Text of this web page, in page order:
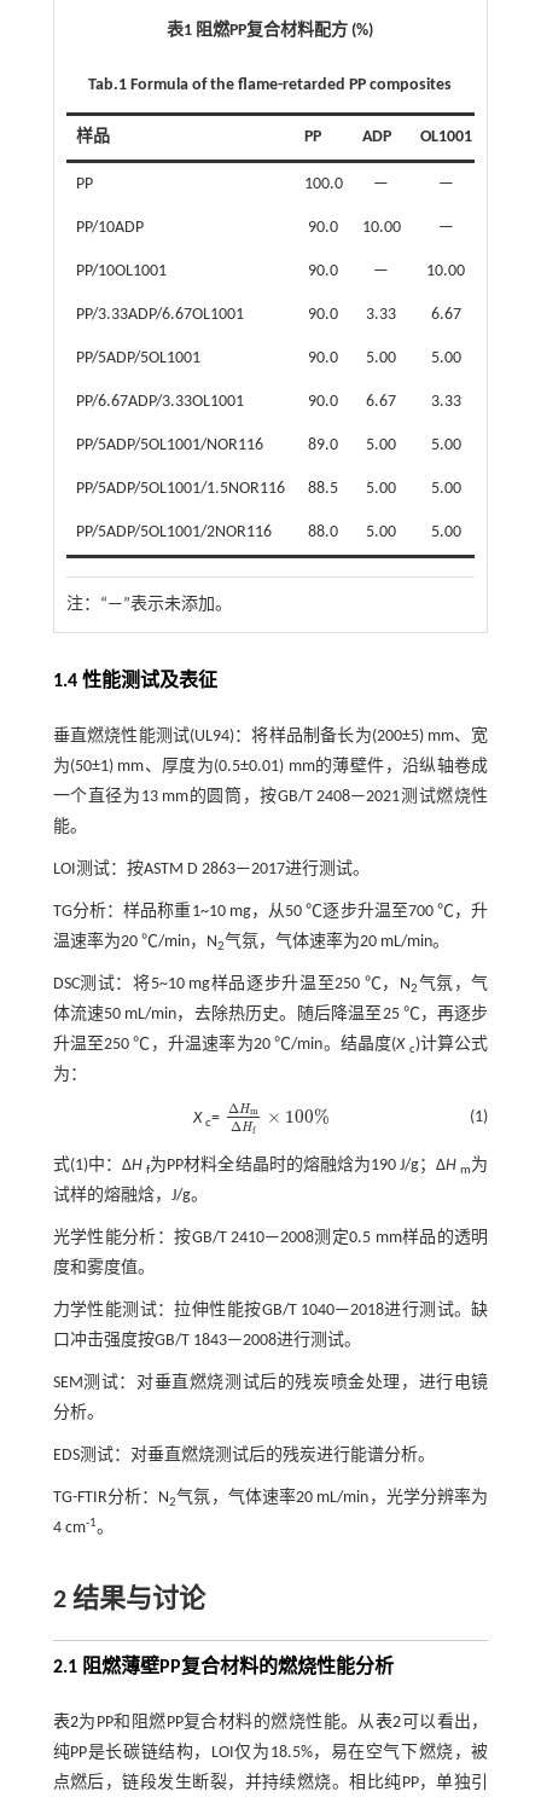
表1 阻燃PP复合材料配方 (%)
Tab.1 Formula of the flame-retarded PP composites
样品 PP ADP OL1001
PP 100.0 — —
PP/10ADP 90.0 10.00 —
PP/10OL1001 90.0 — 10.00
PP/3.33ADP/6.67OL1001 90.0 3.33 6.67
PP/5ADP/5OL1001 90.0 5.00 5.00
PP/6.67ADP/3.33OL1001 90.0 6.67 3.33
PP/5ADP/5OL1001/NOR116 89.0 5.00 5.00
PP/5ADP/5OL1001/1.5NOR116 88.5 5.00 5.00
PP/5ADP/5OL1001/2NOR116 88.0 5.00 5.00
注：“—”表示未添加。
1.4 性能测试及表征
垂直燃烧性能测试(UL94)：将样品制备长为(200±5) mm、宽
为(50±1) mm、厚度为(0.5±0.01) mm的薄壁件，沿纵轴卷成
一个直径为13 mm的圆筒，按GB/T 2408—2021测试燃烧性
能。
LOI测试：按ASTM D 2863—2017进行测试。
TG分析：样品称重1~10 mg，从50 ℃逐步升温至700 ℃，升
温速率为20 ℃/min，N2气氛，气体速率为20 mL/min。
DSC测试：将5~10 mg样品逐步升温至250 ℃，N2气氛，气
体流速50 mL/min，去除热历史。随后降温至25 ℃，再逐步
升温至250 ℃，升温速率为20 ℃/min。结晶度(X c)计算公式
为：
X c=
ΔHm
ΔHf
× 100%
ΔHmΔ Hf ×100% (1)
式(1)中：ΔH f为PP材料全结晶时的熔融焓为190 J/g；ΔH m为
试样的熔融焓，J/g。
光学性能分析：按GB/T 2410—2008测定0.5 mm样品的透明
度和雾度值。
力学性能测试：拉伸性能按GB/T 1040—2018进行测试。缺
口冲击强度按GB/T 1843—2008进行测试。
SEM测试：对垂直燃烧测试后的残炭喷金处理，进行电镜
分析。
EDS测试：对垂直燃烧测试后的残炭进行能谱分析。
TG-FTIR分析：N2气氛，气体速率20 mL/min，光学分辨率为
4 cm-1。
2 结果与讨论
2.1 阻燃薄壁PP复合材料的燃烧性能分析
表2为PP和阻燃PP复合材料的燃烧性能。从表2 可以看出，
纯PP是长碳链结构，LOI仅为18.5%，易在空气下燃烧，被
点燃后，链段发生断裂，并持续燃烧。相比纯PP，单独引